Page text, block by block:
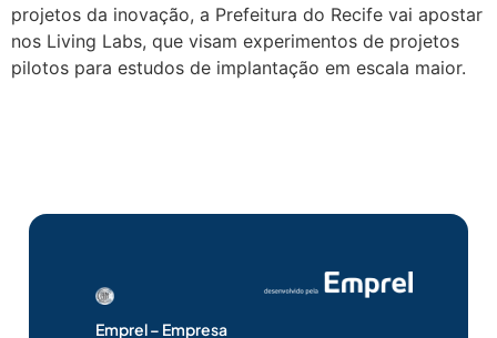
projetos da inovação, a Prefeitura do Recife vai apostar
nos Living Labs, que visam experimentos de projetos
pilotos para estudos de implantação em escala maior.
Emprel – Empresa